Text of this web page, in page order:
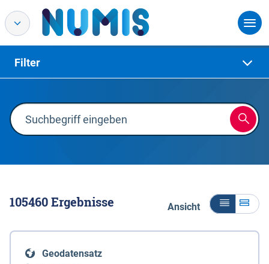
Filter
105460Ergebnisse Ansicht
Geodatensatz